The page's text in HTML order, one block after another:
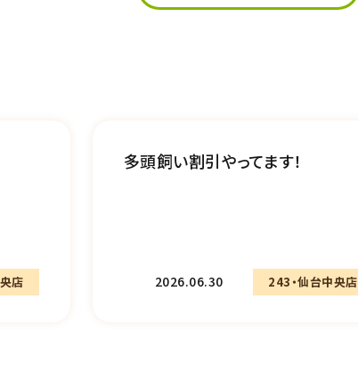
店
多頭飼い割引やってます！
2026.06.30 243・仙台中央店